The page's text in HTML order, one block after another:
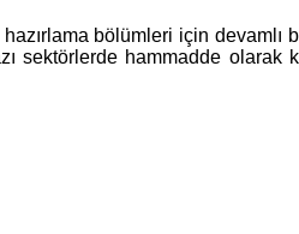
bölümleri için devamlı
sektörlerde hammadde olarak